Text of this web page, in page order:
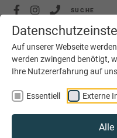
Auf unserer Webseite
werden zwingend benötigt,
Ihre Nutzererfahrung auf
Essentiell Externe
Alle
SUCHE